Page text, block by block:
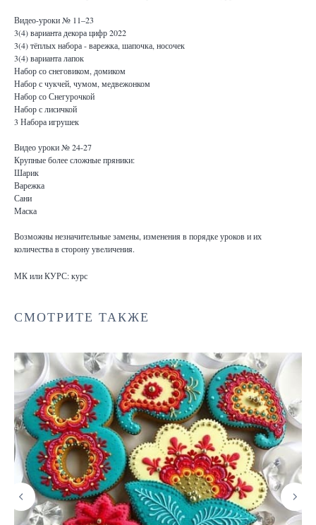
Видео-уроки № 11–23
3(4) варианта декора цифр 2022
3(4) тёплых набора - варежка, шапочка, носочек
3(4) варианта лапок
Набор со снеговиком, домиком
Набор с чукчей, чумом, медвежонком
Набор со Снегурочкой
Набор с лисичкой
3 Набора игрушек
Видео уроки № 24-27
Крупные более сложные пряники:
Шарик
Варежка
Сани
Маска
Возможны незначительные замены, изменения в порядке уроков и их
количества в сторону увеличения.
МК или КУРС: курс
СМОТРИТЕ ТАКЖЕ